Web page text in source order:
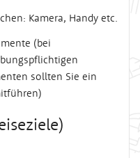
Kamera, Handy etc.
(bei
sollten Sie ein